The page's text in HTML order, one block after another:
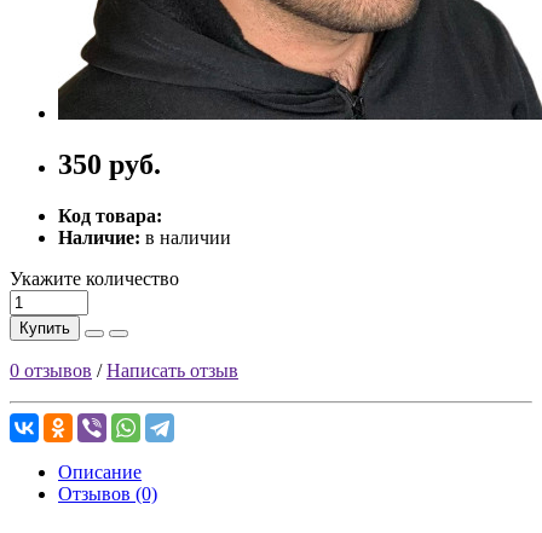
350 руб.
Код товара:
Наличие: в наличии
Укажите количество
Купить
0 отзывов /Написать отзыв
Описание
Отзывов (0)